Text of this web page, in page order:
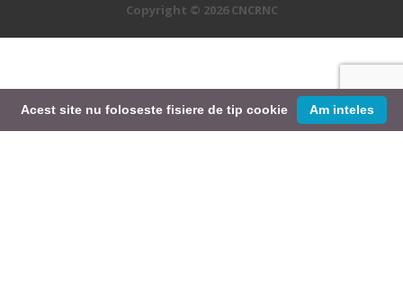
Copyright © 2026 CNCRNC
Am inteles
Acest site nu foloseste fisiere de tip cookie